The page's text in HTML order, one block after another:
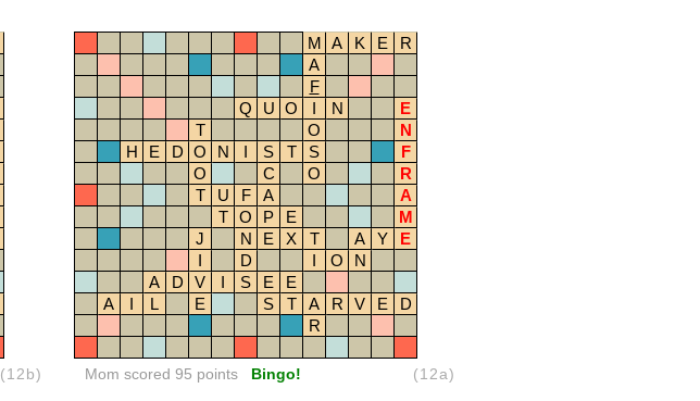
(12b)
M A K E
R
A
F
Q
U O I N
E
T
O
N
H
E D O N I S T S
F
O
C O
R
T
U F A
A
T
O P E
M
J
N E X T A Y
E
I
D I O
N
A
D V I S E
E
A
I L E S T A R V E
D
R
Mom scored 95 points Bingo! (12a)